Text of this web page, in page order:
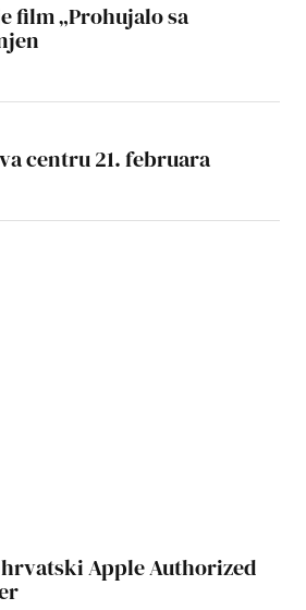
film „Prohujalo sa
centru 21. februara
Apple Authorized